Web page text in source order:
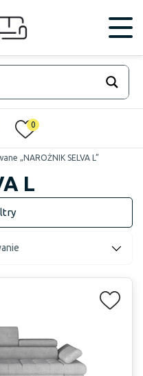
0
„NAROŻNIK SELVA L”
L